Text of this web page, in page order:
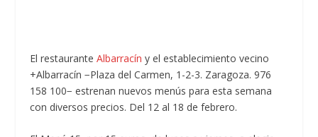
El restauranteAlbarracíny el establecimiento vecino
+Albarracín −Plaza del Carmen, 1-2-3. Zaragoza. 976
158 100− estrenan nuevos menús para esta semana
con diversos precios. Del 12 al 18 de febrero.